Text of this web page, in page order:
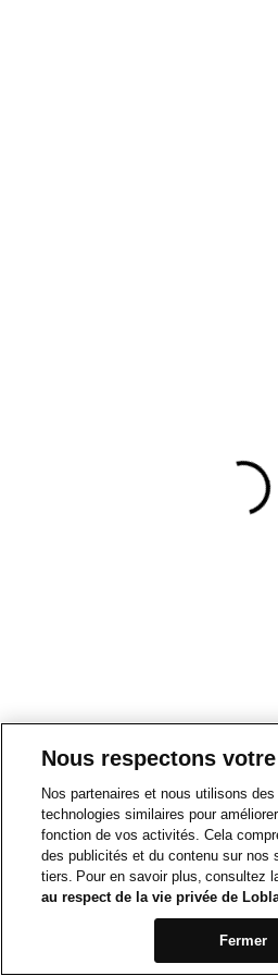
Nous respectons
Nos partenaires et nous utilisons
technologies similaires pour
fonction de vos activités. Cela
des publicités et du contenu sur nos
tiers. Pour en savoir plus, consultez
au respect de la vie privée de
Fermer